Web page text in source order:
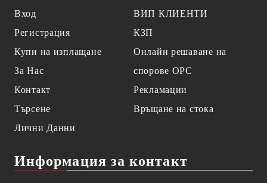
Вход
Регистрация
Купи на изплащане
За Нас
Контакт
Търсене
Лични Данни
ВИП КЛИЕНТИ
КЗП
Онлайн решаване на
спорове OPC
Рекламации
Връщане на стока
Информация за контакт